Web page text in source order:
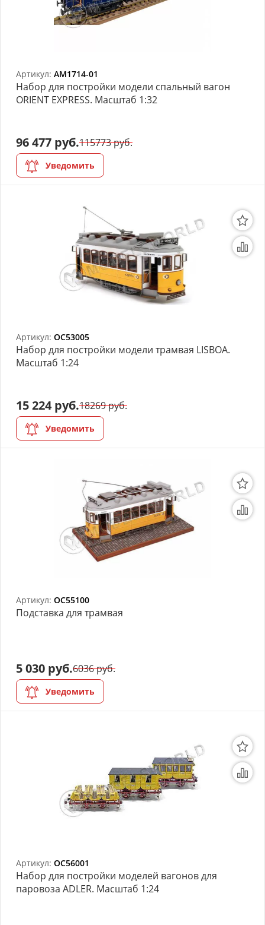
Артикул: AM1714-01
Набор для постройки модели спальный вагон
ORIENT EXPRESS. Масштаб 1:32
96 477 руб.115773 руб.
Уведомить
Артикул: OC53005
Набор для постройки модели трамвая LISBOA.
Масштаб 1:24
15 224 руб.18269 руб.
Уведомить
Артикул: OC55100
Подставка для трамвая
5 030 руб.6036 руб.
Уведомить
Артикул: OC56001
Набор для постройки моделей вагонов для
паровоза ADLER. Масштаб 1:24